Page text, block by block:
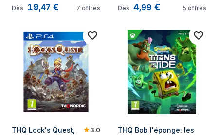
Edition, PlayStation
Dès 19,47 € 7 offres
PlayStation 3
Dès 4,99 € 5 offres
THQ Lock's Quest,
3.0
THQ Bob l'éponge: les